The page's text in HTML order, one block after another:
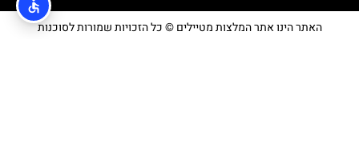
האתר הינו אתר המלצות מטיילים © כל הזכויות שמורות לסוכנות